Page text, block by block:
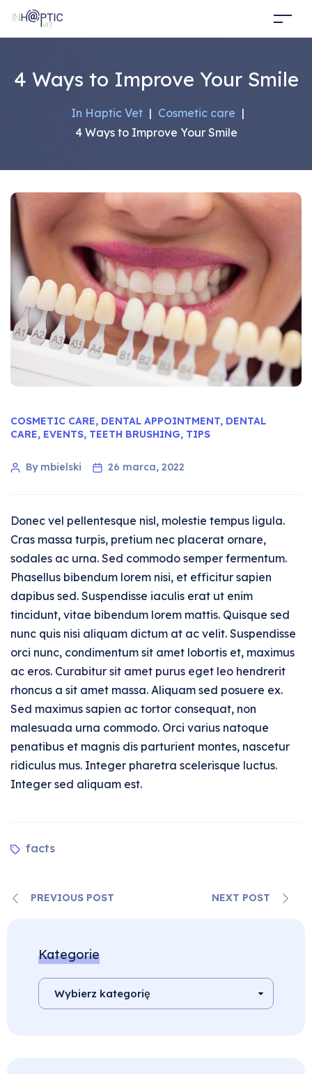
4 Ways to Improve Your Smile
In Haptic Vet | Cosmetic care |
4 Ways to Improve Your Smile
COSMETIC CARE, DENTAL APPOINTMENT, DENTAL
CARE, EVENTS, TEETH BRUSHING, TIPS
By mbielski 26 marca, 2022
Donec vel pellentesque nisl, molestie tempus ligula.
Cras massa turpis, pretium nec placerat ornare,
sodales ac urna. Sed commodo semper fermentum.
Phasellus bibendum lorem nisi, et efficitur sapien
dapibus sed. Suspendisse iaculis erat ut enim
tincidunt, vitae bibendum lorem mattis. Quisque sed
nunc quis nisi aliquam dictum at ac velit. Suspendisse
orci nunc, condimentum sit amet lobortis et, maximus
ac eros. Curabitur sit amet purus eget leo hendrerit
rhoncus a sit amet massa. Aliquam sed posuere ex.
Sed maximus sapien ac tortor consequat, non
malesuada urna commodo. Orci varius natoque
penatibus et magnis dis parturient montes, nascetur
ridiculus mus. Integer pharetra scelerisque luctus.
Integer sed aliquam est.
facts
PREVIOUS POST NEXT POST
Kategorie